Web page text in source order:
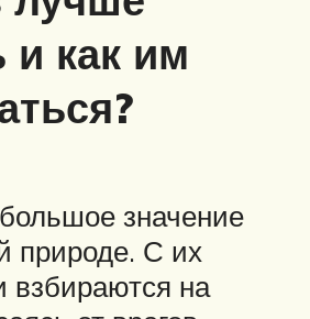
как им
значение
природе. С их
на